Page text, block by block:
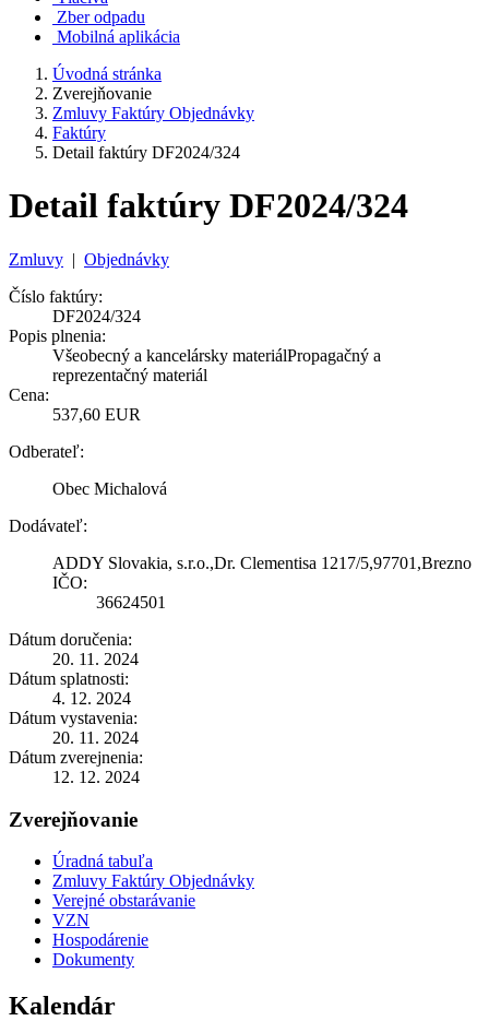
Zber odpadu
Mobilná aplikácia
Úvodná stránka
Zverejňovanie
Zmluvy Faktúry Objednávky
Faktúry
Detail faktúry DF2024/324
Detail faktúry DF2024/324
Zmluvy | Objednávky
Číslo faktúry:
DF2024/324
Popis plnenia:
Všeobecný a kancelársky materiálPropagačný a
reprezentačný materiál
Cena:
537,60 EUR
Odberateľ:
Obec Michalová
Dodávateľ:
ADDY Slovakia, s.r.o.,Dr. Clementisa 1217/5,97701,Brezno
IČO:
36624501
Dátum doručenia:
20. 11. 2024
Dátum splatnosti:
4. 12. 2024
Dátum vystavenia:
20. 11. 2024
Dátum zverejnenia:
12. 12. 2024
Zverejňovanie
Úradná tabuľa
Zmluvy Faktúry Objednávky
Verejné obstarávanie
VZN
Hospodárenie
Dokumenty
Kalendár